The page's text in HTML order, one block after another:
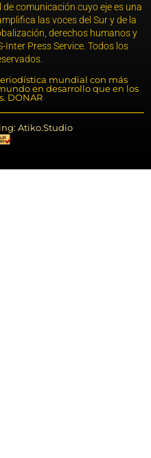
comunicación cuyo eje es una
las voces del Sur y de la
derechos humanos y
Press Service. Todos los
mundial con más
en desarrollo que en los
DONAR
Atiko.Studio